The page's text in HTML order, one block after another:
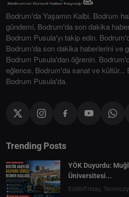
Bodrum'da Yaşamın Kalbi. Bodrum
gündemi, Bodrum'da son dakika
Bodrum Pusula'yı takip edin.
Bodrum'da son dakika haberlerini ve
Bodrum Pusula'dan öğrenin.
eğlence, Bodrum'da sanat ve kültür...
Bodrum Pusula'da.
Trending Posts
YÖK Duyurdu:
Üniversitesi...
EditörFriday,